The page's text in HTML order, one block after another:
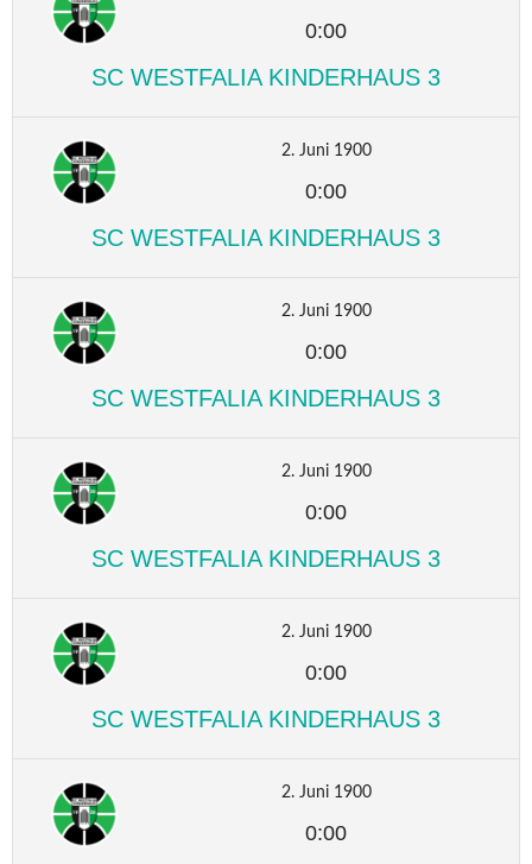
0:00
SC WESTFALIA KINDERHAUS 3
2. Juni 1900
0:00
SC WESTFALIA KINDERHAUS 3
2. Juni 1900
0:00
SC WESTFALIA KINDERHAUS 3
2. Juni 1900
0:00
SC WESTFALIA KINDERHAUS 3
2. Juni 1900
0:00
SC WESTFALIA KINDERHAUS 3
2. Juni 1900
0:00